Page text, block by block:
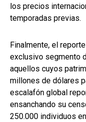
los precios
temporadas previas.
Finalmente, el
exclusivo segmento
aquellos cuyos
millones de dólares
escalafón global
ensanchando su
250.000 individuos